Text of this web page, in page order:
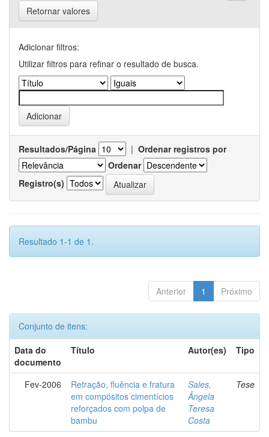
Retornar valores
Adicionar filtros:
Utilizar filtros para refinar o resultado de busca.
Resultados/Página | Ordenar registros por
Ordenar
Registro(s)
Resultado 1-1 de 1.
Anterior 1 Próximo
Conjunto de itens:
Data do
documento
Título Autor(es) Tipo
Fev-2006
Retração, fluência e fratura
em compósitos cimentícios
reforçados com polpa de
bambu
Sales,
Ângela
Teresa
Costa
Tese